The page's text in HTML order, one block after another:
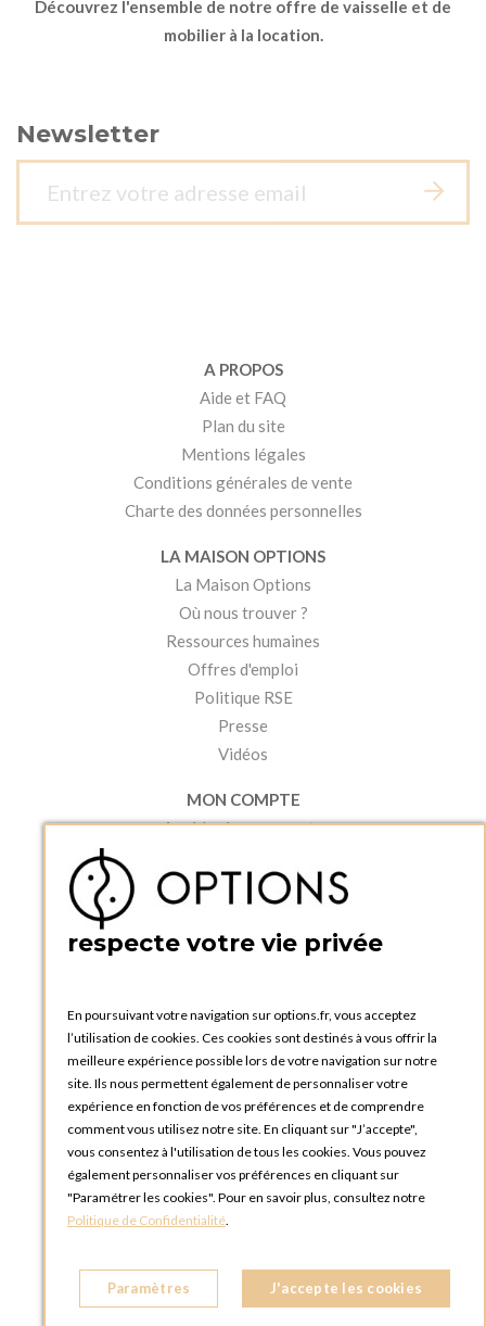
Découvrez l'ensemble de notre offre de vaisselle et de
mobilier à la location.
Newsletter
A PROPOS
Aide et FAQ
Plan du site
Mentions légales
Conditions générales de vente
Charte des données personnelles
LA MAISON OPTIONS
La Maison Options
Où nous trouver ?
Ressources humaines
Offres d'emploi
Politique RSE
Presse
Vidéos
MON COMPTE
Accéder à mon compte
Créer un compte
PRATIQUE
Catalogues et bons de commande
Tutoriels
OPTIONS LUXEMBOURG
13 rue Paul Rischard
5324 Contern
LUXEMBOURG
BOUTIQUE OPTIONS LUXEMBOURG
respecte votre vie privée
En poursuivant votre navigation sur options.fr, vous acceptez
l’utilisation de cookies. Ces cookies sont destinés à vous offrir la
meilleure expérience possible lors de votre navigation sur notre
site. Ils nous permettent également de personnaliser votre
expérience en fonction de vos préférences et de comprendre
comment vous utilisez notre site. En cliquant sur "J’accepte",
vous consentez à l'utilisation de tous les cookies. Vous pouvez
également personnaliser vos préférences en cliquant sur
"Paramétrer les cookies". Pour en savoir plus, consultez notre
Politique de Confidentialité.
Paramètres J'accepte les cookies